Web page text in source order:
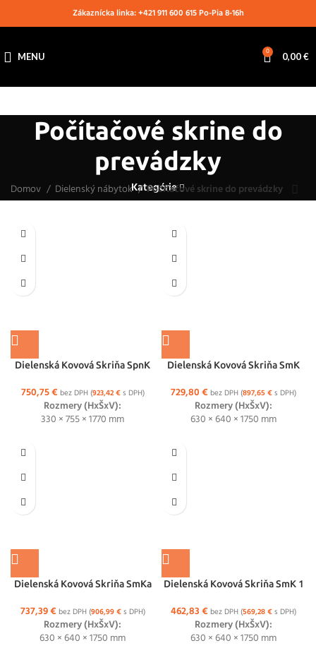
Zákaznícka linka: +421 911 600 615 Po-Pia 8-16h
MENU 0 0,00€
Počítačové skrine do
prevádzky
Kategórie
Domov Dielenský nábytok Počítačové skrine do prevádzky
Dielenská Kovová Skriňa SpnK
750,75€ bez DPH (923,42€s DPH)
Rozmery (HxŠxV):
330 × 755 × 1770 mm
Dielenská Kovová Skriňa SmK
729,80€ bez DPH (897,65 €s DPH)
Rozmery (HxŠxV):
630 × 640 × 1750 mm
Dielenská Kovová Skriňa SmKa
737,39€ bez DPH (906,99€s DPH)
Rozmery (HxŠxV):
630 × 640 × 1750 mm
Dielenská Kovová Skriňa SmK 1
462,83€ bez DPH (569,28€s DPH)
Rozmery (HxŠxV):
630 × 640 × 1750 mm